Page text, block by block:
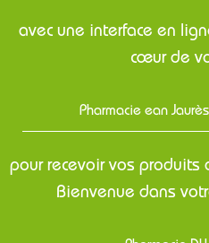
avec une interface en
cœur de
Pharmacie ean
pour recevoir vos produits
Bienvenue dans